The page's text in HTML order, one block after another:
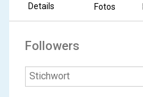
Details Fotos
Followers